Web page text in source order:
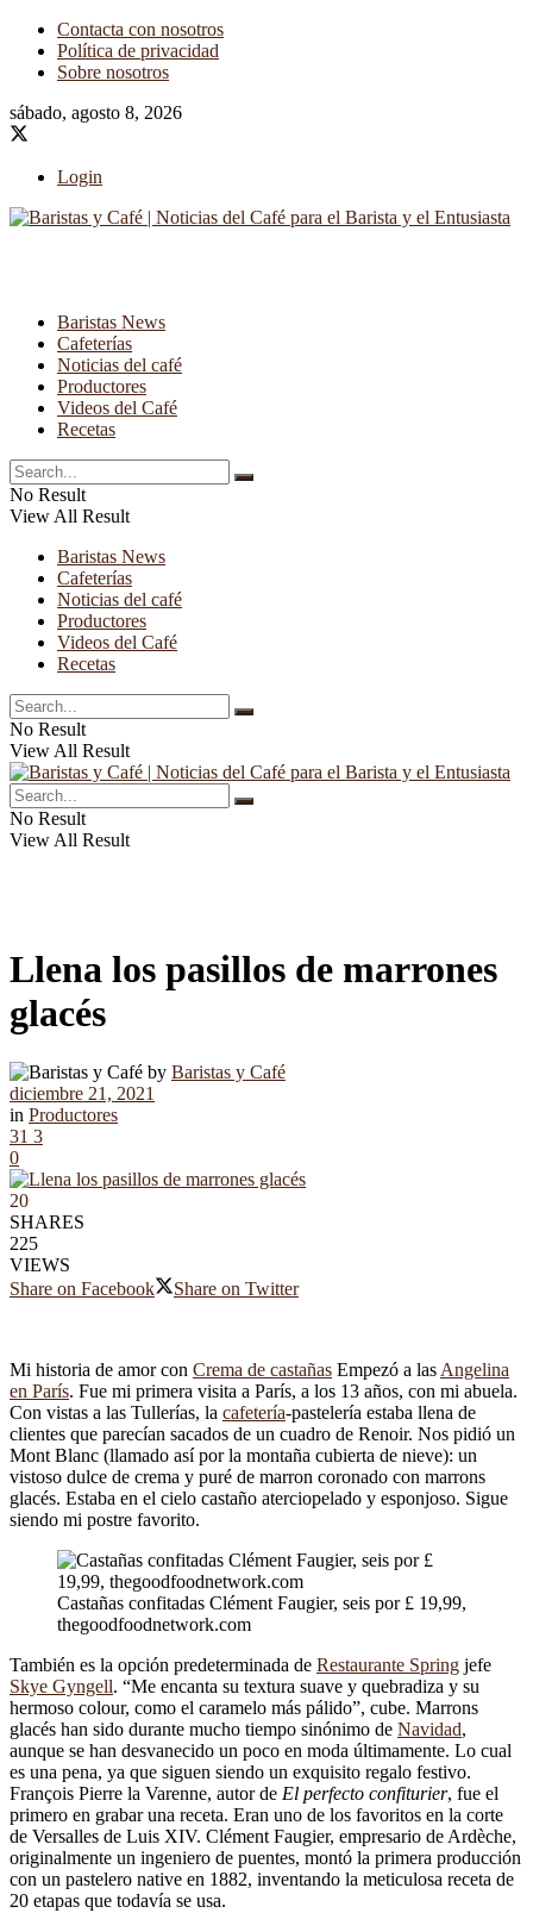
Contacta con nosotros
Política de privacidad
Sobre nosotros
sábado, agosto 8, 2026
Login
Baristas News
Cafeterías
Noticias del café
Productores
Videos del Café
Recetas
No Result
View All Result
Baristas News
Cafeterías
Noticias del café
Productores
Videos del Café
Recetas
No Result
View All Result
No Result
View All Result
Llena los pasillos de marrones
glacés
by Baristas y Café
diciembre 21, 2021
in Productores
31 3
0
20
SHARES
225
VIEWS
Share on Facebook
Share on Twitter
Mi historia de amor con Crema de castañas Empezó a las Angelina
en París. Fue mi primera visita a París, a los 13 años, con mi abuela.
Con vistas a las Tullerías, la cafetería-pastelería estaba llena de
clientes que parecían sacados de un cuadro de Renoir. Nos pidió un
Mont Blanc (llamado así por la montaña cubierta de nieve): un
vistoso dulce de crema y puré de marron coronado con marrons
glacés. Estaba en el cielo castaño aterciopelado y esponjoso. Sigue
siendo mi postre favorito.
Castañas confitadas Clément Faugier, seis por £ 19,99,
thegoodfoodnetwork.com
También es la opción predeterminada de Restaurante Spring jefe
Skye Gyngell. “Me encanta su textura suave y quebradiza y su
hermoso colour, como el caramelo más pálido”, cube. Marrons
glacés han sido durante mucho tiempo sinónimo de Navidad,
aunque se han desvanecido un poco en moda últimamente. Lo cual
es una pena, ya que siguen siendo un exquisito regalo festivo.
François Pierre la Varenne, autor de El perfecto confiturier, fue el
primero en grabar una receta. Eran uno de los favoritos en la corte
de Versalles de Luis XIV. Clément Faugier, empresario de Ardèche,
originalmente un ingeniero de puentes, montó la primera producción
con un pastelero native en 1882, inventando la meticulosa receta de
20 etapas que todavía se usa.